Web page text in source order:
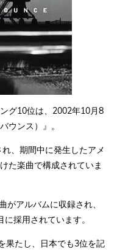
グ10位は、2002年10月8
ウンス）』。
、期間中に発生したアメ
た楽曲で構成されていま
アルバムに収録され、
採用されています。
果たし、日本でも3位を記